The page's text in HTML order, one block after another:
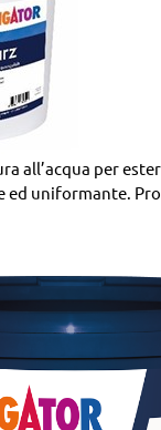
all’acqua per
ed uniformante.